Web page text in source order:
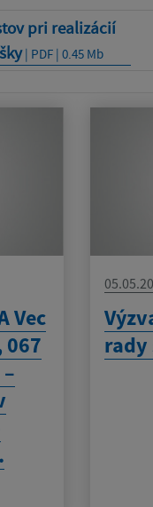
pri realizácií
| PDF | 0.45 Mb
Vec
067
rady